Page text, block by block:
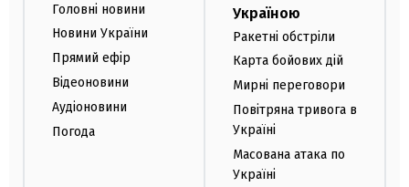
Головні новини
Новини України
Прямий ефір
Відеоновини
Аудіоновини
Погода
Україною
Ракетні обстріли
Карта бойових дій
Мирні переговори
Повітряна тривога в
Україні
Масована атака по
Україні